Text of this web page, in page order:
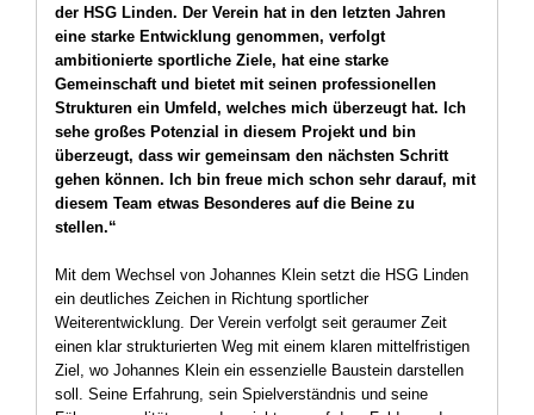
der HSG Linden. Der Verein hat in den letzten Jahren
eine starke Entwicklung genommen, verfolgt
ambitionierte sportliche Ziele, hat eine starke
Gemeinschaft und bietet mit seinen professionellen
Strukturen ein Umfeld, welches mich überzeugt hat. Ich
sehe großes Potenzial in diesem Projekt und bin
überzeugt, dass wir gemeinsam den nächsten Schritt
gehen können. Ich bin freue mich schon sehr darauf, mit
diesem Team etwas Besonderes auf die Beine zu
stellen.“
Mit dem Wechsel von Johannes Klein setzt die HSG Linden
ein deutliches Zeichen in Richtung sportlicher
Weiterentwicklung. Der Verein verfolgt seit geraumer Zeit
einen klar strukturierten Weg mit einem klaren mittelfristigen
Ziel, wo Johannes Klein ein essenzielle Baustein darstellen
soll. Seine Erfahrung, sein Spielverständnis und seine